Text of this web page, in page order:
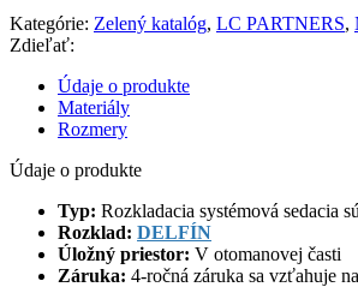
Kategórie: Zelený katalóg, LC PARTNERS,
Zdieľať:
Údaje o produkte
Materiály
Rozmery
Údaje o produkte
Typ: Rozkladacia systémová sedacia
Rozklad: DELFÍN
Úložný priestor: V otomanovej časti
Záruka: 4-ročná záruka sa vzťahuje